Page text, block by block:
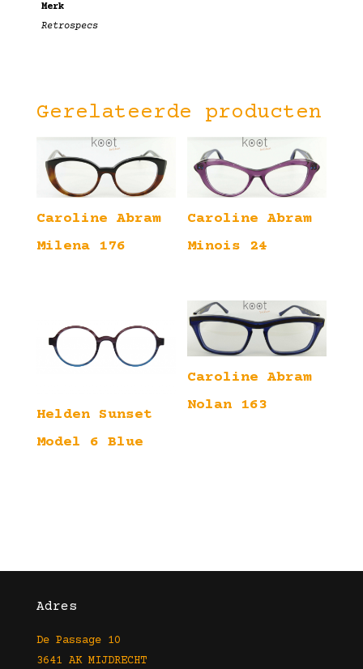
Merk
Retrospecs
Gerelateerde producten
Caroline Abram
Milena 176
Caroline Abram
Minois 24
Helden Sunset
Model 6 Blue
Caroline Abram
Nolan 163
Adres
De Passage 10
3641 AK MIJDRECHT